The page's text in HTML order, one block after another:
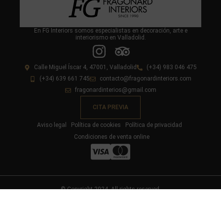
En FG Interiors somos especialistas en decoración, arte e
interiorismo en Valladolid.
Calle Miguel Íscar 4, 47001, Valladolid
(+34) 983 046 475
(+34) 639 661 745
contacto@fragonardinteriors.com
fragonardinterios@gmail.com
CITA PREVIA
Aviso legal Política de cookies
Política de privacidad
Condiciones de venta online
© Copyright 2024. All rights reserved.